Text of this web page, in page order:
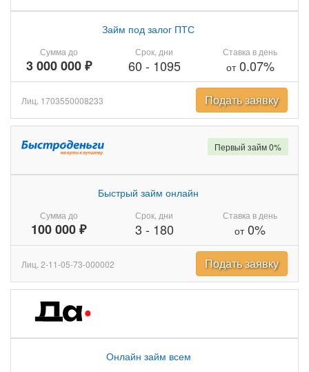
Сумма до
3 000 000 ₽
Займ под залог ПТС
Срок, дни
60 - 1095
Ставка в день
от0.07%
Лиц. 1703550008233 Подать заявку
Сумма до
100 000 ₽
Быстрый займ онлайн
Срок, дни
3 - 180
Ставка в день
от0%
Первый займ 0%
Лиц. 2-11-05-73-000002 Подать заявку
Онлайн займ всем